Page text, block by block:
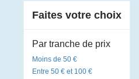
Faites votre choix
Par tranche de prix
Moins de 50 €
Entre 50 € et 100 €